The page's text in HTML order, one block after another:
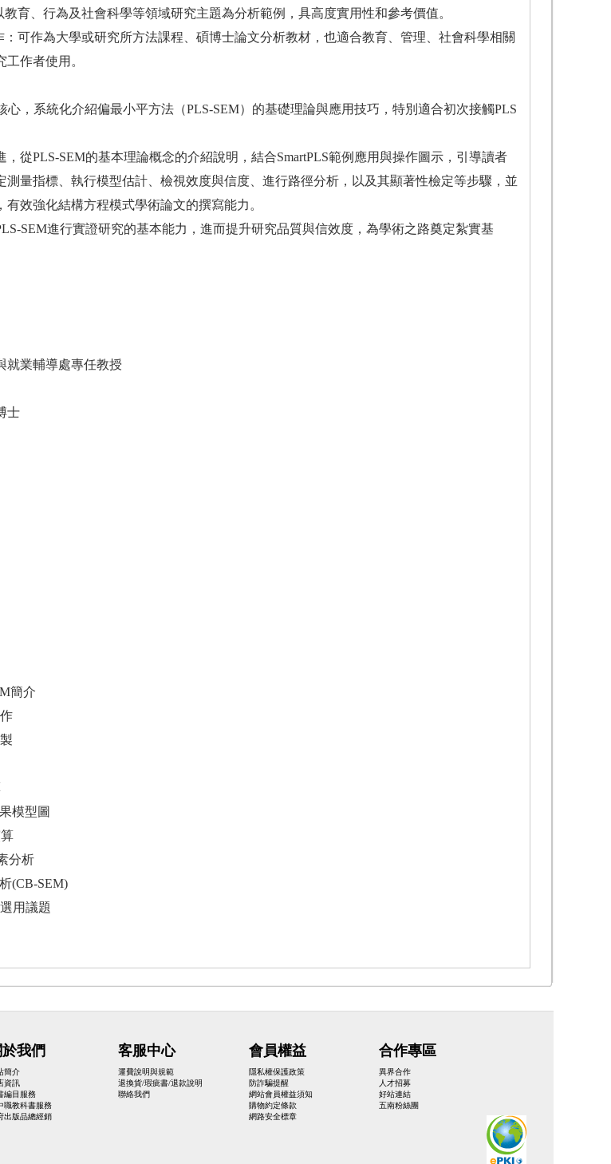
育、行為及社會科學等領域研究主題為分析範例，具高度實用性和參考價值。
可作為大學或研究所方法課程、碩博士論文分析教材，也適合教育、管理、社會科學相關
作者使用。
心，系統化介紹偏最小平方法（PLS-SEM）的基礎理論與應用技巧，特別適合初次接觸PLS
從PLS-SEM的基本理論概念的介紹說明，結合SmartPLS範例應用與操作圖示，引導讀者
測量指標、執行模型估計、檢視效度與信度、進行路徑分析，以及其顯著性檢定等步驟，並
效強化結構方程模式學術論文的撰寫能力。
SEM進行實證研究的基本能力，進而提升研究品質與信效度，為學術之路奠定紮實基
就業輔導處專任教授
士
簡介
模型圖
分析
(CB-SEM)
用議題
於我們
簡介
資訊
編目服務
職教科書服務
出版品總經銷
客服中心
運費說明與規範
退換貨/瑕疵書/退款說明
聯絡我們
會員權益
隱私權保護政策
防詐騙提醒
網站會員權益須知
購物約定條款
網路安全標章
合作專區
異界合作
人才招募
好站連結
五南粉絲團